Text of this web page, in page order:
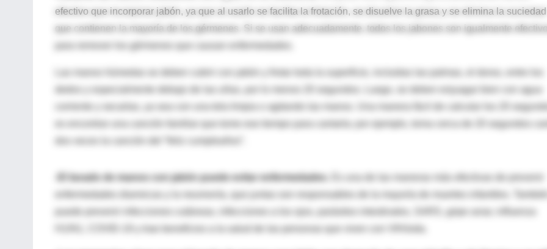
efectivo que incorporar jabón, ya que al usarlo se facilita la frotación, se disuelve la grasa y se elimina la suciedad
que contienen la mayoría de los gérmenes. Si se usan adecuadamente, todos los jabones son igualmente
Las manos húmedas se deben cubrir con jabón y frotar toda la superficie, incluidas las palmas, el dorso, entre los
dedos y especialmente debajo de las uñas, por lo menos 20 segundos. Luego, se deben enjuagar bien con agua
corriente y secarlas, ya sea con una tela limpia o agitando las manos. Una manera fácil de calcular los 20
es encontrar una canción familiar que tome ese tiempo para cantarla; por ejemplo, toma cerca de 20 segundos
-El lavado de manos con jabón puede evitar enfermedades.
enfermedades diarreicas y la neumonía, que juntas son responsables de la mayoría de muertes infantiles. También